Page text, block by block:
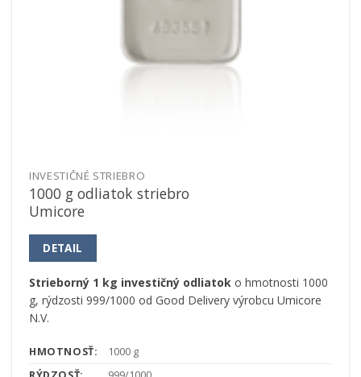
INVESTIČNÉ STRIEBRO
1000 g odliatok striebro
Umicore
DETAIL
Strieborný 1 kg investičný odliatoko hmotnosti 1000
g, rýdzosti 999/1000 od Good Delivery výrobcu Umicore
N.V.
HMOTNOSŤ:
1000 g